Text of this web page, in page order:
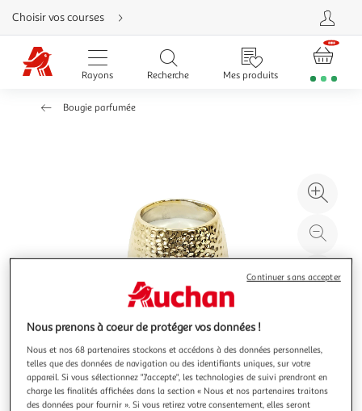
Aller
directement
au
contenu
Aller
directement
Aller
Choisir vos courses
Rayons Recherche Mes produits
Bougie parfumée
à
Illustration
précédente
Illustration
suivante
Nous prenons à coeur de protéger vos données !
Nous et nos 68 partenaires stockons et accédons à des données personnelles,
telles que des données de navigation ou des identifiants uniques, sur votre
appareil. Si vous sélectionnez "J'accepte", les technologies de suivi prendront en
charge les finalités affichées dans la section « Nous et nos partenaires traitons
des données pour fournir ». Si vous retirez votre consentement, elles seront
Continuer sans accepter